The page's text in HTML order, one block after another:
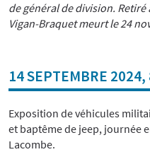
de général de division. Retiré
Vigan-Braquet meurt le 24
14 SEPTEMBRE 2024,
Exposition de véhicules
et baptême de jeep, journée
Lacombe.